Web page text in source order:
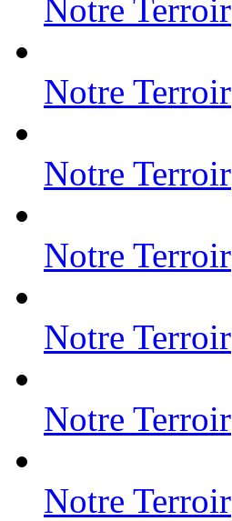
Notre Terroir
Notre Terroir
Notre Terroir
Notre Terroir
Notre Terroir
Notre Terroir
Notre Terroir